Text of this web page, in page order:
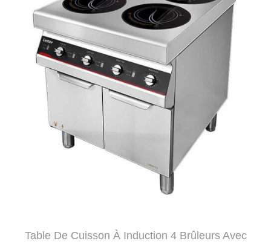
Table De Cuisson À Induction 4 Brûleurs Avec